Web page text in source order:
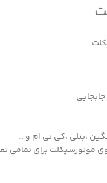
،بنلی ،کی تی ام و …
موتورسیکلت برای تمامی